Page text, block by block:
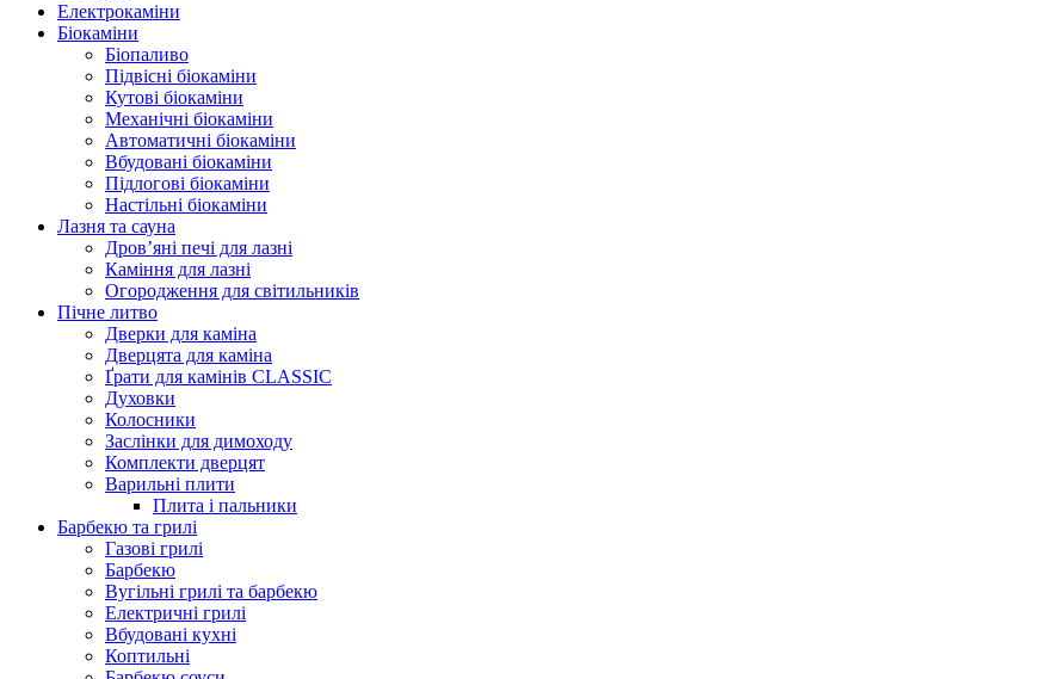
Електрокаміни
Біокаміни
Біопаливо
Підвісні біокаміни
Кутові біокаміни
Механічні біокаміни
Автоматичні біокаміни
Вбудовані біокаміни
Підлогові біокаміни
Настільні біокаміни
Лазня та сауна
Дров’яні печі для лазні
Каміння для лазні
Огородження для світильників
Пічне литво
Дверки для каміна
Дверцята для каміна
Ґрати для камінів CLASSIC
Духовки
Колосники
Заслінки для димоходу
Комплекти дверцят
Варильні плити
Плита і пальники
Барбекю та грилі
Газові грилі
Барбекю
Вугільні грилі та барбекю
Електричні грилі
Вбудовані кухні
Коптильні